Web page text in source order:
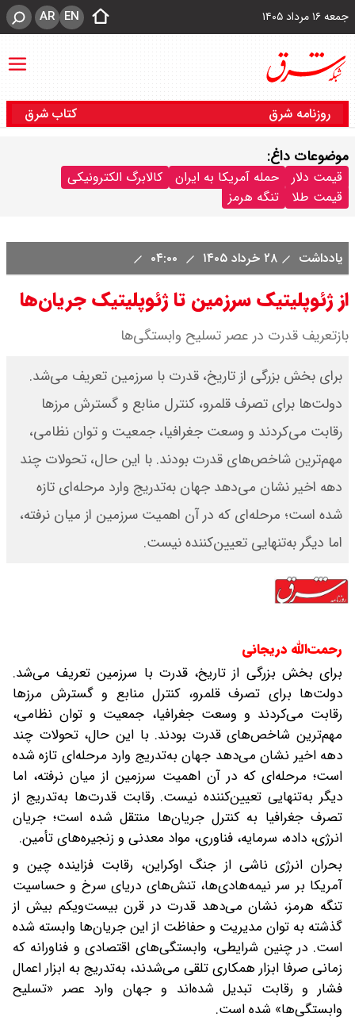
جمعه ۱۶ مرداد ۱۴۰۵ EN
AR
روزنامه شرق کتاب شرق
موضوعات داغ:
قیمت دلار حمله آمریکا به ایران
کالابرگ الکترونیکی
قیمت طلا
تنگه هرمز
یادداشت ۲۸ خرداد ۱۴۰۵
از ژئوپلیتیک سرزمین تا ژئوپلیتیک جریان‌ها
بازتعریف قدرت در عصر تسلیح وابستگی‌ها
برای بخش بزرگی از تاریخ، قدرت با سرزمین تعریف می‌شد.
دولت‌ها برای تصرف قلمرو، کنترل منابع و گسترش مرزها
رقابت می‌کردند و وسعت جغرافیا، جمعیت و توان نظامی،
مهم‌ترین شاخص‌های قدرت بودند. با این حال، تحولات چند
دهه اخیر نشان می‌دهد جهان به‌تدریج وارد مرحله‌ای تازه
شده است؛ مرحله‌ای که در آن اهمیت سرزمین از میان نرفته،
اما دیگر به‌تنهایی تعیین‌کننده نیست.
رحمت‌الله دریجانی
برای بخش بزرگی از تاریخ، قدرت با سرزمین تعریف می‌شد.
دولت‌ها برای تصرف قلمرو، کنترل منابع و گسترش مرزها
رقابت می‌کردند و وسعت جغرافیا، جمعیت و توان نظامی،
مهم‌ترین شاخص‌های قدرت بودند. با این حال، تحولات چند
دهه اخیر نشان می‌دهد جهان به‌تدریج وارد مرحله‌ای تازه شده
است؛ مرحله‌ای که در آن اهمیت سرزمین از میان نرفته، اما
دیگر به‌تنهایی تعیین‌کننده نیست. رقابت قدرت‌ها به‌تدریج از
تصرف جغرافیا به کنترل جریان‌ها منتقل شده است؛ جریان
انرژی، داده، سرمایه، فناوری، مواد معدنی و زنجیره‌های تأمین.
بحران انرژی ناشی از جنگ اوکراین، رقابت فزاینده چین و
آمریکا بر سر نیمه‌هادی‌ها، تنش‌های دریای سرخ و حساسیت
تنگه هرمز، نشان می‌دهد قدرت در قرن بیست‌ویکم بیش از
گذشته به توان مدیریت و حفاظت از این جریان‌ها وابسته شده
است. در چنین شرایطی، وابستگی‌های اقتصادی و فناورانه که
زمانی صرفا ابزار همکاری تلقی می‌شدند، به‌تدریج به ابزار اعمال
فشار و رقابت تبدیل شده‌اند و جهان وارد عصر «تسلیح
وابستگی‌ها» شده است.